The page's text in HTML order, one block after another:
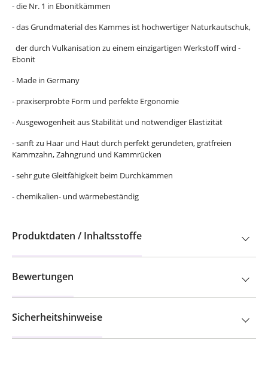
- die Nr. 1 in Ebonitkämmen
- das Grundmaterial des Kammes ist hochwertiger Naturkautschuk,
der durch Vulkanisation zu einem einzigartigen Werkstoff wird -
Ebonit
- Made in Germany
- praxiserprobte Form und perfekte Ergonomie
- Ausgewogenheit aus Stabilität und notwendiger Elastizität
- sanft zu Haar und Haut durch perfekt gerundeten, gratfreien
Kammzahn, Zahngrund und Kammrücken
- sehr gute Gleitfähigkeit beim Durchkämmen
- chemikalien- und wärmebeständig
Produktdaten / Inhaltsstoffe
Bewertungen
Sicherheitshinweise